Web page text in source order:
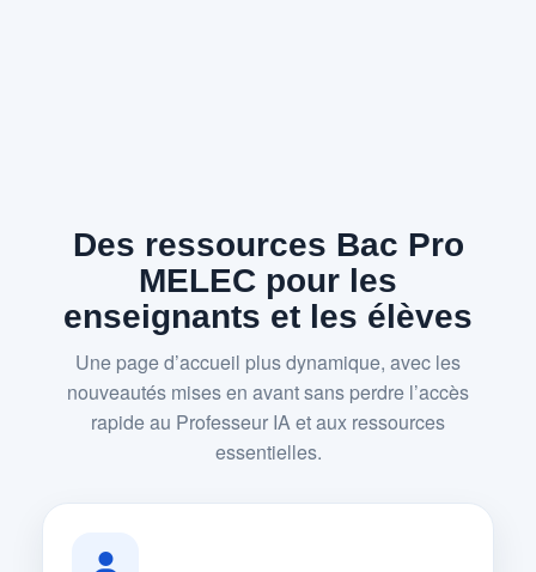
Des ressources Bac Pro
MELEC pour les
enseignants et les élèves
Une page d’accueil plus dynamique, avec les
nouveautés mises en avant sans perdre l’accès
rapide au Professeur IA et aux ressources
essentielles.